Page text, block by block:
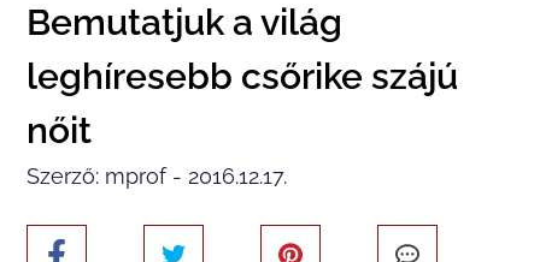
Bemutatjuk a világ
leghíresebb csőrike szájú
nőit
Szerző: mprof - 2016.12.17.